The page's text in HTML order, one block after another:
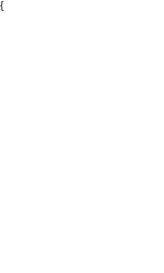
{